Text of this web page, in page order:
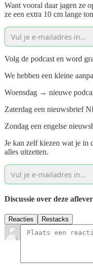
Want vooral daar jagen ze
ze een extra 10 cm lange
Volg de podcast en word
We hebben een kleine
Woensdag → nieuwe
Zaterdag een nieuwsbrief
Zondag een engelse
Je kan zelf kiezen wat je in
alles uitzetten.
Discussie over deze
Reacties Restacks